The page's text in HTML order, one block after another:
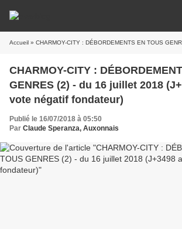
Accueil » CHARMOY-CITY : DÉBORDEMENTS EN TOUS GENRES (2) - du 16 juillet 2018
CHARMOY-CITY :
GENRES (2) - du 16 juillet 2018
vote négatif fondateur)
Publié le 16/07/2018 à 05:50
Par Claude Speranza, Auxonnais